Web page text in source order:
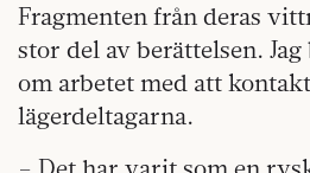
Fragmenten från deras
stor del av berättelsen.
om arbetet med att
lägerdeltagarna.